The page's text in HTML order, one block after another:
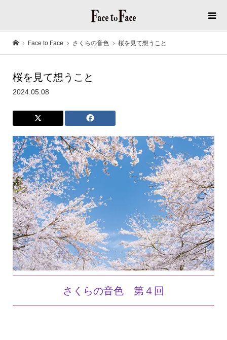
Face to Face さくらの音色 桜を見て想うこと
桜を見て想うこと
2024.05.08
さくらの音色 第４回